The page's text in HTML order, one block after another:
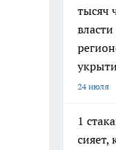
тысяч
24 июля
1
сияет,